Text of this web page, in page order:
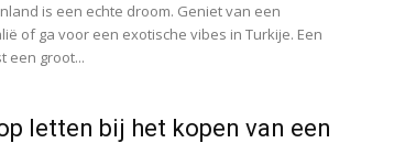
is een echte droom. Geniet van een
of ga voor een exotische vibes in Turkije. Een
een groot...
letten bij het kopen van een